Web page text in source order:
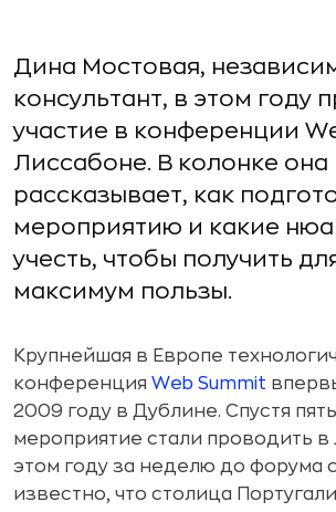
Дина Мостовая,
консультант, в этом году
участие в конференции
Лиссабоне. В колонке она
рассказывает, как
мероприятию и какие
учесть, чтобы получить
максимум пользы.
Крупнейшая в Европе
конференция Web Summit
2009 году в Дублине. Спустя
мероприятие стали проводить в
этом году за неделю до форума
известно, что столица